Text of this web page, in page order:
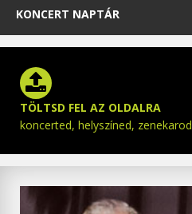
KONCERT NAPTÁR
TÖLTSD FEL AZ OLDALRA
koncerted, helyszíned, zenekarod